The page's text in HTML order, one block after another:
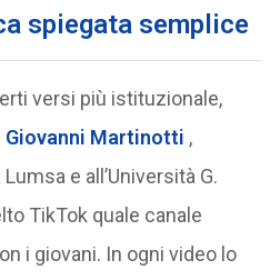
spiegata semplice
versi più istituzionale,
Giovanni Martinotti ,
e all’Università G.
TikTok quale canale
i giovani. In ogni video lo